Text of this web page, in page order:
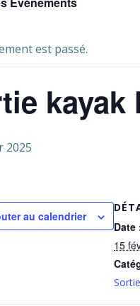
est passé.
2025
au calendrier
Date
15